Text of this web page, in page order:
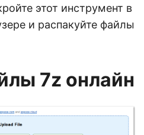
этот инструмент в
и распакуйте файлы
7z онлайн